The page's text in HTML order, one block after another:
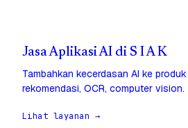
Jasa Aplikasi AI di S I A K
Tambahkan kecerdasan AI ke
rekomendasi, OCR, computer vision.
Lihat layanan →